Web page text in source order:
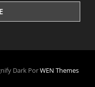
Dark PorWEN Themes